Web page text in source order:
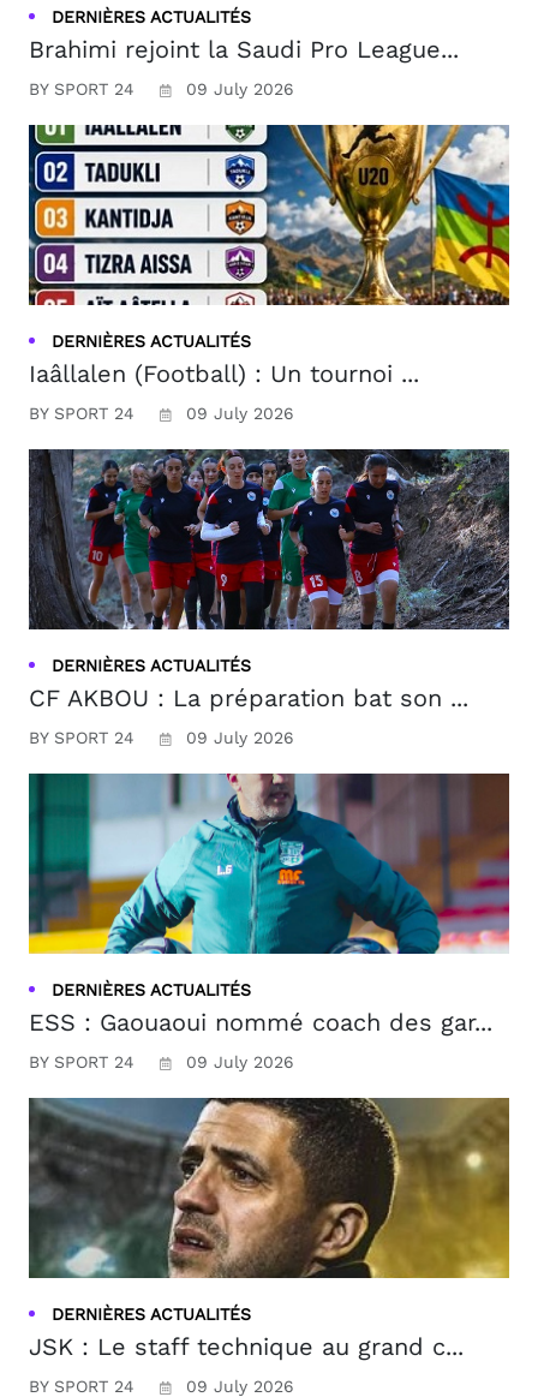
DERNIÈRES ACTUALITÉS
Brahimi rejoint la Saudi Pro League...
BY SPORT 24 09 July 2026
DERNIÈRES ACTUALITÉS
Iaâllalen (Football) : Un tournoi ...
BY SPORT 24 09 July 2026
DERNIÈRES ACTUALITÉS
CF AKBOU : La préparation bat son ...
BY SPORT 24 09 July 2026
DERNIÈRES ACTUALITÉS
ESS : Gaouaoui nommé coach des gar...
BY SPORT 24 09 July 2026
DERNIÈRES ACTUALITÉS
JSK : Le staff technique au grand c...
BY SPORT 24 09 July 2026